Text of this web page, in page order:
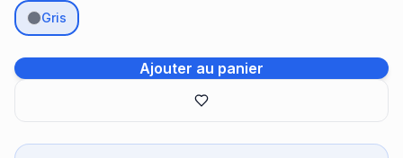
Gris
Ajouter au panier